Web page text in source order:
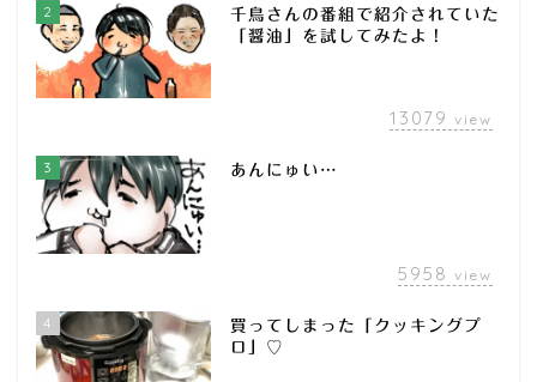
2
千鳥さんの番組で紹介されていた
「醤油」を試してみたよ！
13079 view
3 あんにゅい…
5958 view
4
買ってしまった「クッキングプ
ロ」♡